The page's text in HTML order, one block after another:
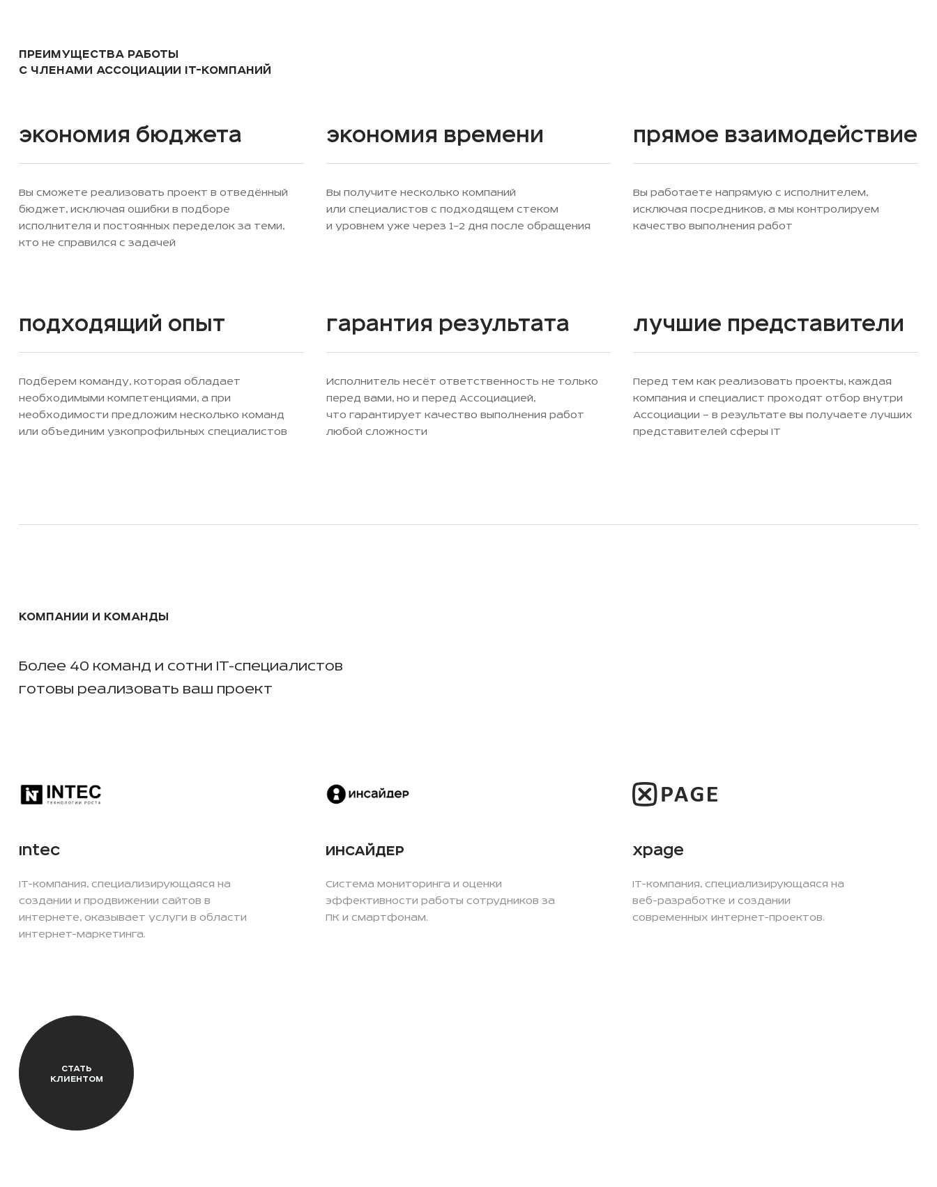
ПРЕИМУЩЕСТВА РАБОТЫ
С ЧЛЕНАМИ АССОЦИАЦИИ IT-КОМПАНИЙ
Экономия бюджета
Вы сможете реализовать проект в отведённый
бюджет, исключая ошибки в подборе
исполнителя и постоянных переделок за теми,
кто не справился с задачей
Экономия времени
Вы получите несколько компаний
или специалистов с подходящем стеком
и уровнем уже через 1–2 дня после обращения
Прямое взаимодействие
Вы работаете напрямую с исполнителем,
исключая посредников, а мы контролируем
качество выполнения работ
Подходящий опыт
Подберем команду, которая обладает
необходимыми компетенциями, а при
необходимости предложим несколько команд
или объединим узкопрофильных специалистов
Гарантия результата
Исполнитель несёт ответственность не только
перед вами, но и перед Ассоциацией,
что гарантирует качество выполнения работ
любой сложности
Лучшие представители
Перед тем как реализовать проекты, каждая
компания и специалист проходят отбор внутри
Ассоциации — в результате вы получаете лучших
представителей сферы IT
КОМПАНИИ И КОМАНДЫ
Более 40 команд и сотни IT-специалистов
готовы реализовать ваш проект
Intec
IT-компания, специализирующаяся на
создании и продвижении сайтов в
интернете, оказывает услуги в области
интернет-маркетинга.
ИНСАЙДЕР
Система мониторинга и оценки
эффективности работы сотрудников за
ПК и смартфонам.
xpage
IT-компания, специализирующаяся на
веб-разработке и создании
современных интернет-проектов.
СТАТЬ
КЛИЕНТОМ